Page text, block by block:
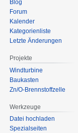
Blog
Forum
Kalender
Kategorienliste
Letzte Änderungen
Projekte
Windturbine
Baukasten
Zn/O-Brennstoffzelle
Werkzeuge
Datei hochladen
Spezialseiten